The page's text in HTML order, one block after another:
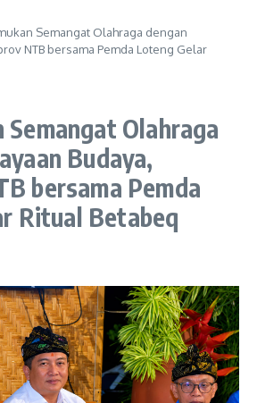
Semangat Olahraga dengan
NTB bersama Pemda Loteng Gelar
Semangat Olahraga
Budaya,
bersama Pemda
Ritual Betabeq